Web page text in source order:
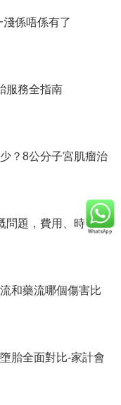
係唔係有了
服務全指南
？8公分子宮肌瘤治
問題，費用、時
和藥流哪個傷害比
胎全面對比-家計會